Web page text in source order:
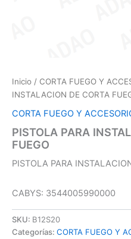
Inicio / CORTA FUEGO Y
INSTALACION DE CORTA
CORTA FUEGO Y
PISTOLA PARA
FUEGO
PISTOLA PARA
CABYS: 3544005990000
SKU: B12S20
Categorías: CORTA FUEGO Y